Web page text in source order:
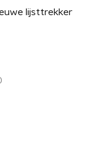
lijsttrekker